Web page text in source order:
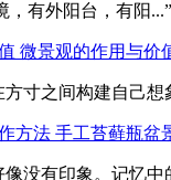
，有外阳台，有阳...”
微景观的作用与价
寸之间构建自己
手工苔藓瓶盆
没有印象。记忆